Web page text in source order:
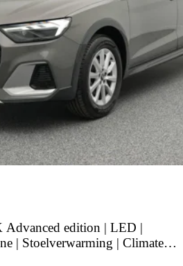
Advanced edition | LED |
| Stoelverwarming | Climate